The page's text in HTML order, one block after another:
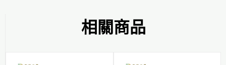
相關商品